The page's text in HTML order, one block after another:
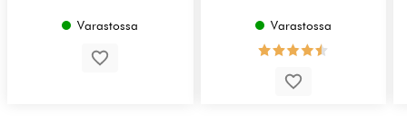
Varastossa Varastossa